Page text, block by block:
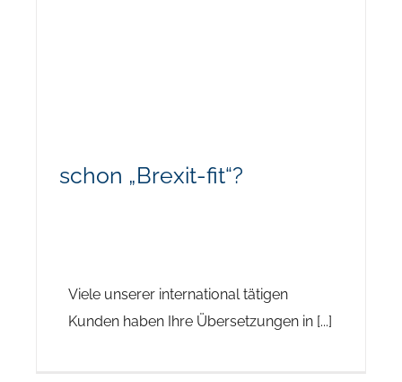
schon „Brexit-fit“?
Viele unserer international tätigen
Kunden haben Ihre Übersetzungen in [...]